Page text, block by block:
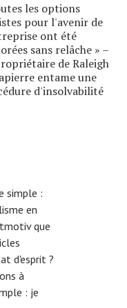
les options
pour l'avenir de
ont été
sans relâche » –
de Raleigh
entame une
d'insolvabilité
simple :
en
que
d'esprit ?
à
: je